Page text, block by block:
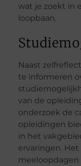
wat je zoekt in
loopbaan.
Naast
te informeren
van de
onderzoek de
opleidingen
in het
ervaringen.
meeloopdagen